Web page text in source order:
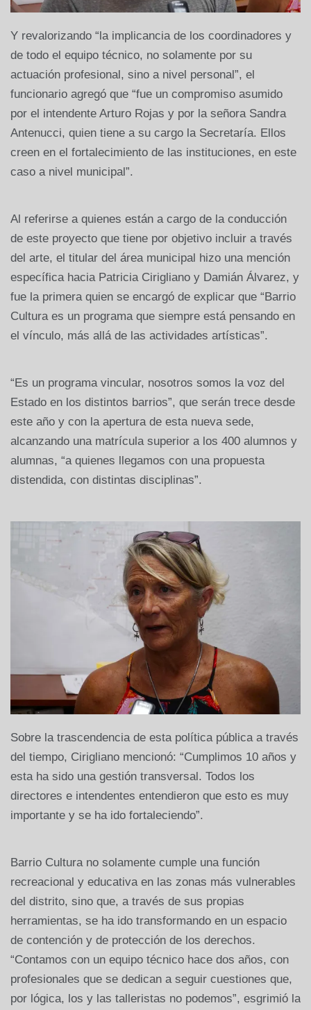
Y revalorizando “la implicancia de los coordinadores y
de todo el equipo técnico, no solamente por su
actuación profesional, sino a nivel personal”, el
funcionario agregó que “fue un compromiso asumido
por el intendente Arturo Rojas y por la señora Sandra
Antenucci, quien tiene a su cargo la Secretaría. Ellos
creen en el fortalecimiento de las instituciones, en este
caso a nivel municipal”.
Al referirse a quienes están a cargo de la conducción
de este proyecto que tiene por objetivo incluir a través
del arte, el titular del área municipal hizo una mención
específica hacia Patricia Cirigliano y Damián Álvarez, y
fue la primera quien se encargó de explicar que “Barrio
Cultura es un programa que siempre está pensando en
el vínculo, más allá de las actividades artísticas”.
“Es un programa vincular, nosotros somos la voz del
Estado en los distintos barrios”, que serán trece desde
este año y con la apertura de esta nueva sede,
alcanzando una matrícula superior a los 400 alumnos y
alumnas, “a quienes llegamos con una propuesta
distendida, con distintas disciplinas”.
Sobre la trascendencia de esta política pública a través
del tiempo, Cirigliano mencionó: “Cumplimos 10 años y
esta ha sido una gestión transversal. Todos los
directores e intendentes entendieron que esto es muy
importante y se ha ido fortaleciendo”.
Barrio Cultura no solamente cumple una función
recreacional y educativa en las zonas más vulnerables
del distrito, sino que, a través de sus propias
herramientas, se ha ido transformando en un espacio
de contención y de protección de los derechos.
“Contamos con un equipo técnico hace dos años, con
profesionales que se dedican a seguir cuestiones que,
por lógica, los y las talleristas no podemos”, esgrimió la